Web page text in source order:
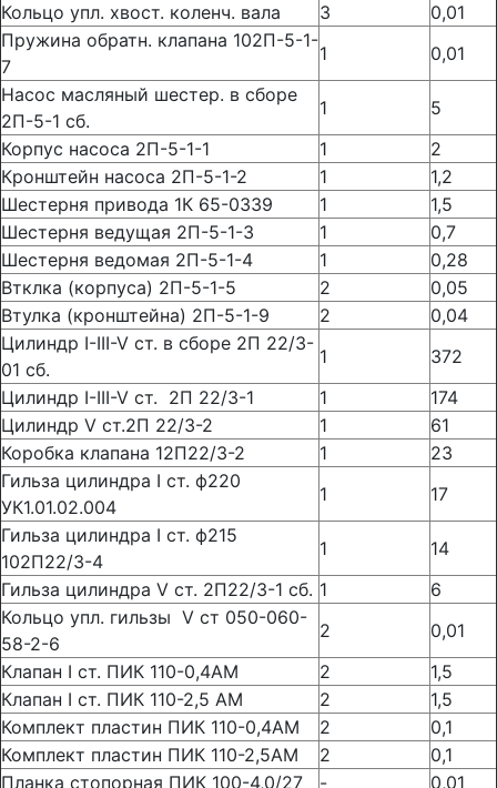
Кольцо упл. хвост. коленч. вала
3
0,01
Пружина обратн. клапана 102П-5-1-
7
1
0,01
Насос масляный шестер. в сборе
2П-5-1 сб.
1
5
Корпус насоса 2П-5-1-1
1
2
Кронштейн насоса 2П-5-1-2
1
1,2
Шестерня привода 1К 65-0339
1
1,5
Шестерня ведущая 2П-5-1-3
1
0,7
Шестерня ведомая 2П-5-1-4
1
0,28
Втклка (корпуса) 2П-5-1-5
2
0,05
Втулка (кронштейна) 2П-5-1-9
2
0,04
Цилиндр I-III-V ст. в сборе 2П 22/3-
01 сб.
1
372
Цилиндр I-III-V ст. 2П 22/3-1
1
174
Цилиндр V ст.2П 22/3-2
1
61
Коробка клапана 12П22/3-2
1
23
Гильза цилиндра I ст. ф220
УК1.01.02.004
1
17
Гильза цилиндра I ст. ф215
102П22/3-4
1
14
Гильза цилиндра V ст. 2П22/3-1 сб. 1
6
Кольцо упл. гильзы V ст 050-060-
58-2-6
2
0,01
Клапан I ст. ПИК 110-0,4АМ
2
1,5
Клапан I ст. ПИК 110-2,5 АМ
2
1,5
Комплект пластин ПИК 110-0,4АМ
2
0,1
Комплект пластин ПИК 110-2,5АМ
2
0,1
Планка стопорная ПИК 100-4,0/27
- 0,01